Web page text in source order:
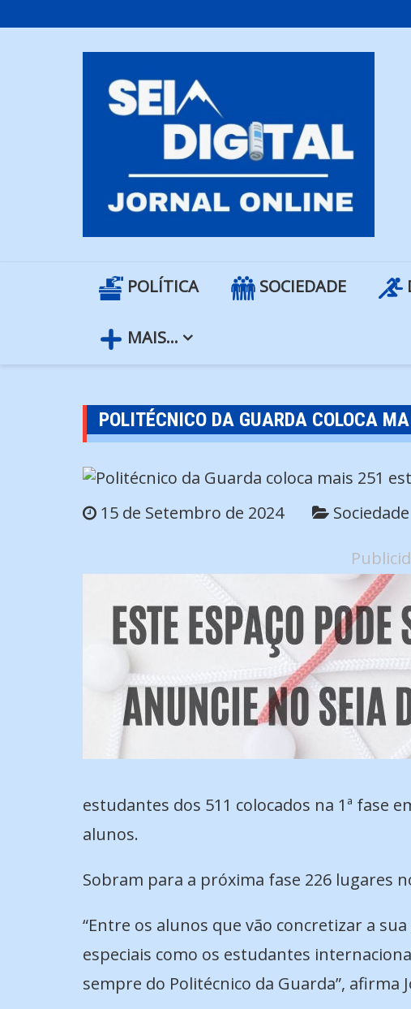
to
POLÍTICA SOCIEDADE
MAIS…
POLITÉCNICO DA GUARDA COLOCA
15 de Setembro de 2024 Sociedade
estudantes dos 511 colocados na 1ª fase
alunos.
Sobram para a próxima fase 226 lugares
“Entre os alunos que vão concretizar a
especiais como os estudantes
sempre do Politécnico da Guarda”, afirma